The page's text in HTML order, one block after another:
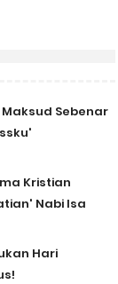
Sebenar
Kristian
Nabi Isa
Hari